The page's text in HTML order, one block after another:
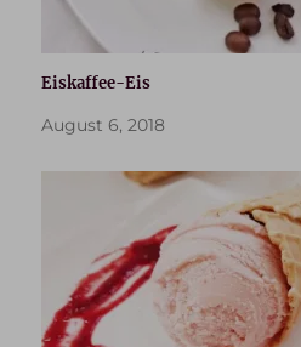
Eiskaffee-Eis
August 6, 2018